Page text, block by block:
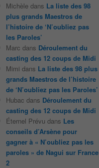
Michèle dans La liste des 98
plus grands Maestros de
l’histoire de ‘N’oubliez pas
les Paroles’
Marc dans Déroulement du
casting des 12 coups de Midi
Mimi dans La liste des 98 plus
grands Maestros de l’histoire
de ‘N’oubliez pas les Paroles’
Hubac dans Déroulement du
casting des 12 coups de Midi
Éternel Prévu dans Les
conseils d’Arsène pour
gagner à « N’oubliez pas les
paroles » de Nagui sur France
2